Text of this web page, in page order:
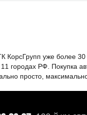
просто,